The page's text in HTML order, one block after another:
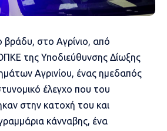
στο Αγρίνιο, από
της Υποδιεύθυνσης Δίωξης
Αγρινίου, ένας ημεδαπός
έλεγχο που του
στην κατοχή του και
κάνναβης, ένα